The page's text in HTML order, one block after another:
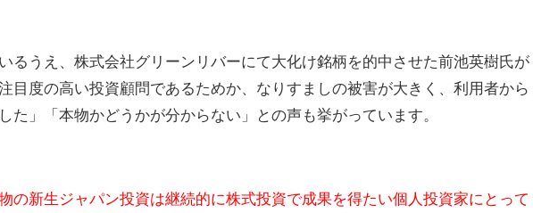
るうえ、株式会社グリーンリバーにて大化け銘柄を的中させた前池英樹氏が
目度の高い投資顧問であるためか、なりすましの被害が大きく、利用者から
た」「本物かどうかが分からない」との声も挙がっています。
の新生ジャパン投資は継続的に株式投資で成果を得たい個人投資家にとって